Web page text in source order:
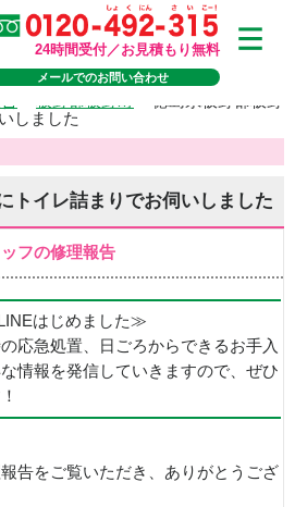
24時間受付／お見積もり無料
メールでのお問い合わせ
しました
トイレ詰まりでお伺いしました
フの修理報告
はじめました≫
応急処置、日ごろからできるお手入
情報を発信していきますので、ぜひ
告をご覧いただき、ありがとうござ